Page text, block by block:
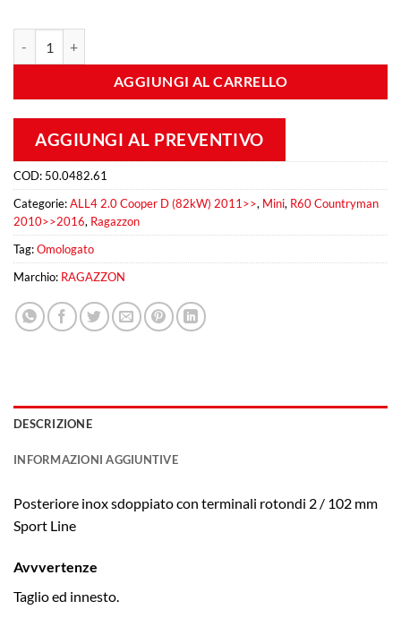
AGGIUNGI AL CARRELLO
AGGIUNGI AL PREVENTIVO
COD: 50.0482.61
Categorie:ALL4 2.0 Cooper D (82kW) 2011>>, Mini, R60 Countryman
2010>>2016, Ragazzon
Tag:Omologato
Marchio: RAGAZZON
DESCRIZIONE
INFORMAZIONI AGGIUNTIVE
Posteriore inox sdoppiato con terminali rotondi 2 / 102 mm
Sport Line
Avvvertenze
Taglio ed innesto.